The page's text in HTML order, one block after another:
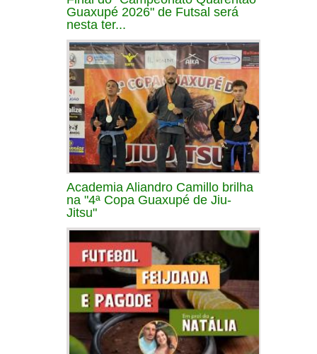
Guaxupé 2026" de Futsal será
nesta ter...
Academia Aliandro Camillo brilha
na "4ª Copa Guaxupé de Jiu-
Jitsu"